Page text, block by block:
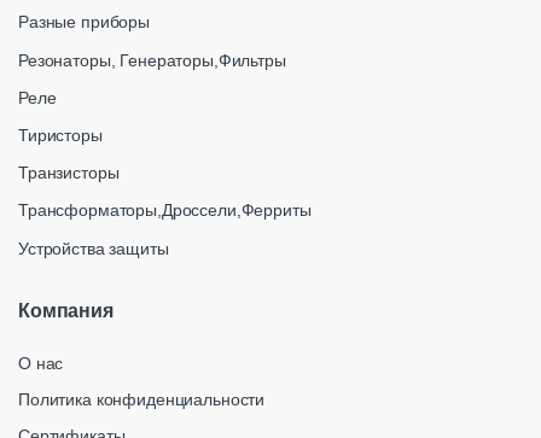
Разные приборы
Резонаторы, Генераторы,Фильтры
Реле
Тиристоры
Транзисторы
Трансформаторы,Дроссели,Ферриты
Устройства защиты
Компания
О нас
Политика конфиденциальности